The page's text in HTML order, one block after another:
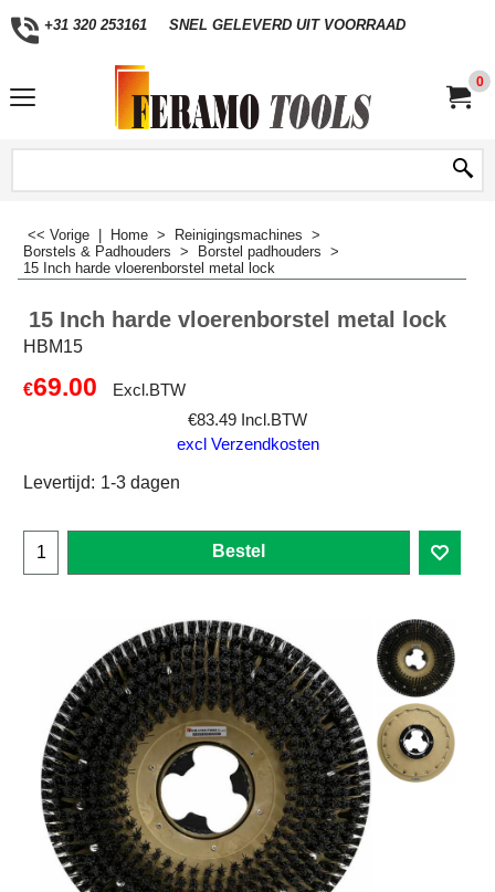
+31 320 253161 SNEL GELEVERD UIT VOORRAAD
0
<< Vorige Home > Reinigingsmachines >
Borstels & Padhouders > Borstel padhouders >
15 Inch harde vloerenborstel metal lock
15 Inch harde vloerenborstel metal lock
HBM15
€69.00
Excl.BTW
€83.49 Incl.BTW
excl Verzendkosten
Levertijd: 1-3 dagen
Bestel